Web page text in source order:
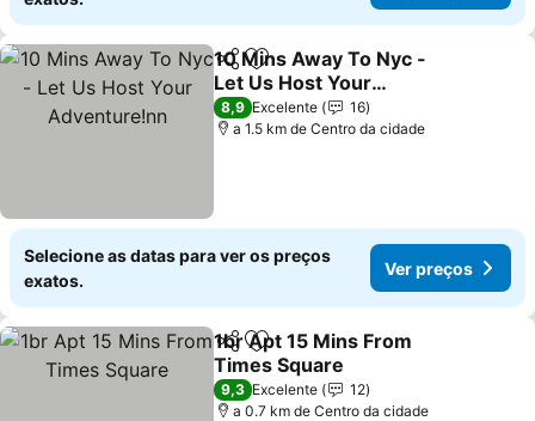
PartilharAdicionar aos favoritos
10 Mins Away To Nyc -
Let Us Host Your
Adventure!nn
8,9 Excelente
16
a 1.5 km de Centro da cidade
Selecione as datas para ver os preços
exatos.
Ver preços
PartilharAdicionar aos favoritos
1br Apt 15 Mins From
Times Square
9,3 Excelente
12
a 0.7 km de Centro da cidade